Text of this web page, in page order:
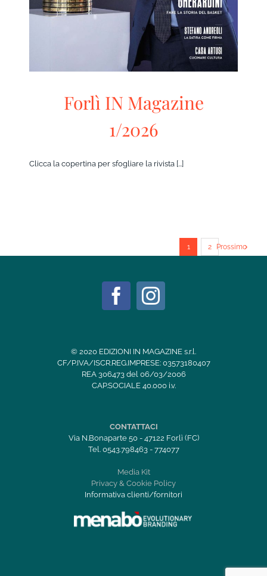
Forlì IN Magazine
1/2026
Clicca la copertina per sfogliare la rivista [...]
1 2 Prossimo
© 2020 EDIZIONI IN MAGAZINE s.r.l.
CF/P.IVA/ISCR.REG.IMPRESE: 03573180407
REA 306473 del 06/03/2006
CAP.SOCIALE 40.000 i.v.
CONTATTACI
Via N.Bonaparte 50 - 47122 Forlì (FC)
Tel. 0543.798463 - 774077
Media Kit
Privacy & Cookie Policy
Informativa clienti/fornitori